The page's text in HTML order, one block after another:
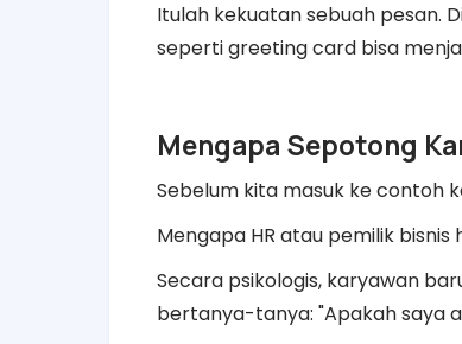
​Itulah kekuatan sebuah pesan.
seperti greeting card bisa
​Mengapa Sepotong
​Sebelum kita masuk ke contoh
Mengapa HR atau pemilik
​Secara psikologis, karyawan
bertanya-tanya: "Apakah saya